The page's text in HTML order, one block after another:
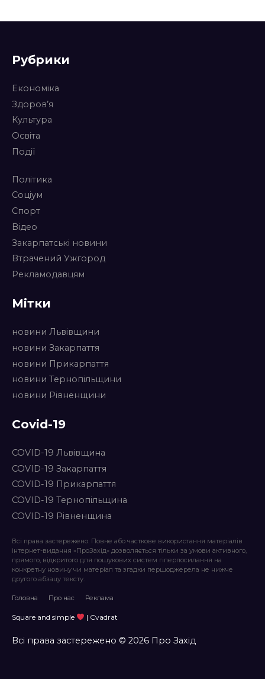
Рубрики
Економіка
Здоров’я
Культура
Освіта
Події
Політика
Соціум
Спорт
Відео
Закарпатські новини
Втрачений Ужгород
Рекламодавцям
Мітки
новини Львівщини
новини Закарпаття
новини Прикарпаття
новини Тернопільщини
новини Рівненщини
Covid-19
COVID-19 Львівщина
COVID-19 Закарпаття
COVID-19 Прикарпаття
COVID-19 Тернопільщина
COVID-19 Рівненщина
Всі права застережено. Повне або часткове використання матеріалів
інтернет-видання «ПроЗахід» дозволяється тільки за умови активного,
прямого, відкритого для пошукових систем гіперпосилання на
конкретну новину чи матеріал та згадки першоджерела не нижче
другого абзацу тексту.
Головна Про нас Реклама
Square and simple | Cvadrat
Всі права застережено © 2026 Про Захід